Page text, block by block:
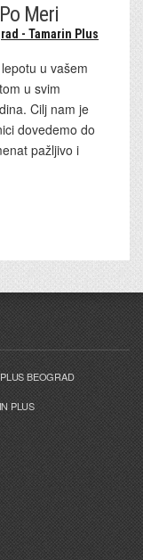
Meri
- Tamarin Plus
u vašem
u svim
Cilj nam je
dovedemo do
pažljivo i
BEOGRAD
PLUS